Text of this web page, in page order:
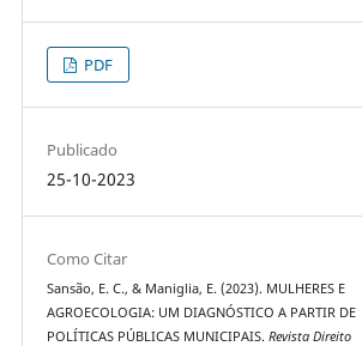
PDF
Publicado
25-10-2023
Como Citar
Sansão, E. C., & Maniglia, E. (2023). MULHERES E
AGROECOLOGIA: UM DIAGNÓSTICO A PARTIR DE
POLÍTICAS PÚBLICAS MUNICIPAIS.Revista Direito